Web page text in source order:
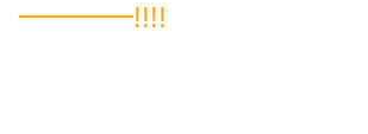
━━━━!!!!